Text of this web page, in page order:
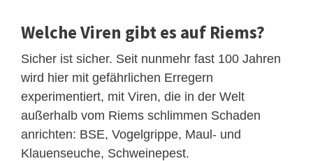
Welche Viren gibt es auf Riems?
Sicher ist sicher. Seit nunmehr fast 100 Jahren
wird hier mit gefährlichen Erregern
experimentiert, mit Viren, die in der Welt
außerhalb vom Riems schlimmen Schaden
anrichten: BSE, Vogelgrippe, Maul- und
Klauenseuche, Schweinepest.